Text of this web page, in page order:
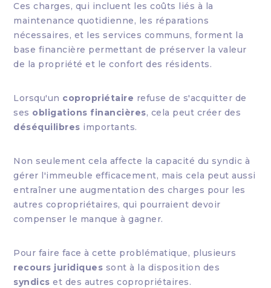
Ces charges, qui incluent les coûts liés à la
maintenance quotidienne, les réparations
nécessaires, et les services communs, forment la
base financière permettant de préserver la valeur
de la propriété et le confort des résidents.
Lorsqu'un copropriétaire refuse de s'acquitter de
ses obligations financières, cela peut créer des
déséquilibres importants.
Non seulement cela affecte la capacité du syndic à
gérer l'immeuble efficacement, mais cela peut aussi
entraîner une augmentation des charges pour les
autres copropriétaires, qui pourraient devoir
compenser le manque à gagner.
Pour faire face à cette problématique, plusieurs
recours juridiques sont à la disposition des
syndics et des autres copropriétaires.